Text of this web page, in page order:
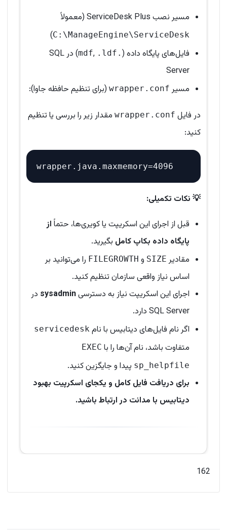
مسیر نصب ServiceDesk Plus (معمولاً
C:\ManageEngine\ServiceDesk
)
فایل‌های پایگاه داده ( .mdf
, .ldf
) در SQL
Server
مسیر wrapper.conf (برای تنظیم حافظه جاوا):
در فایل wrapper.conf مقدار زیر را بررسی یا تنظیم
کنید:
💡 نکات تکمیلی:
قبل از اجرای این اسکریپت یا کویری‌ها، حتماً از
پایگاه داده بکاپ کامل بگیرید.
مقادیر SIZE و FILEGROWTH را می‌توانید بر
اساس نیاز واقعی سازمان تنظیم کنید.
اجرای این اسکریپت نیاز به دسترسیsysadmin در
SQL Server دارد.
اگر نام فایل‌های دیتابیس با نامservicedesk
متفاوت باشد، نام آن‌ها را با EXEC
sp_helpfile پیدا و جایگزین کنید.
برای دریافت فایل کامل و یکجای اسکرپیت بهبود
دیتابیس با مدانت در ارتباط باشید.
162